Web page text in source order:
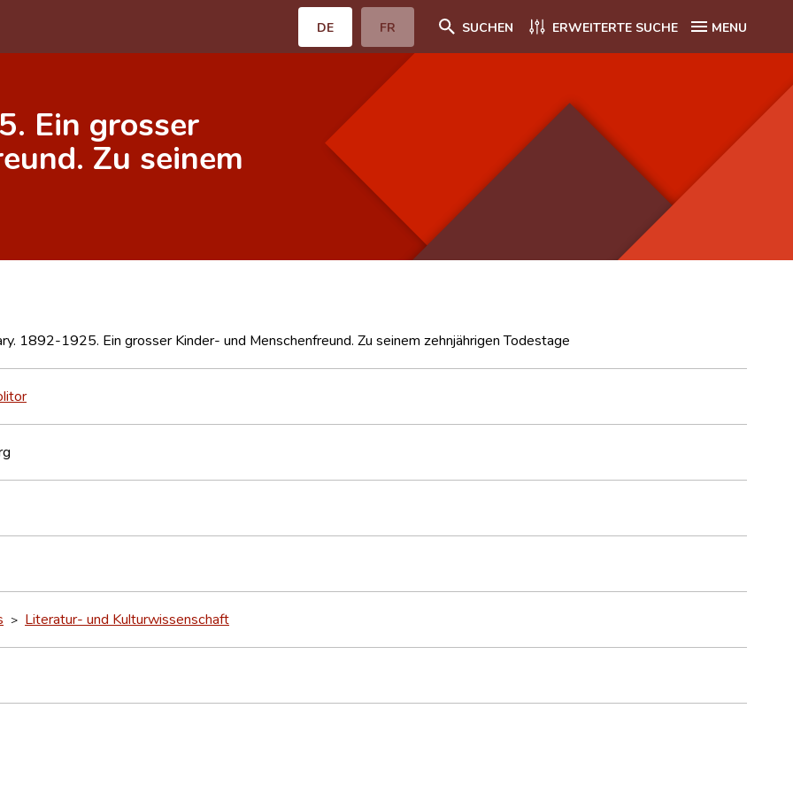
DE FR SUCHEN ERWEITERTE SUCHE MENU
Ein grosser
Zu seinem
1892-1925. Ein grosser Kinder- und Menschenfreund. Zu seinem zehnjährigen Todestage
> Literatur- und Kulturwissenschaft